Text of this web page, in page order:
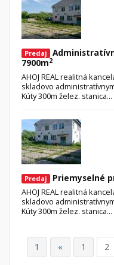
Predaj
7900m2
AHOJ REAL realitná
skladovo
Kúty 300m želez. stanica...
Predaj Priemyselné
AHOJ REAL realitná
skladovo
Kúty 300m želez. stanica...
1 « 1 2